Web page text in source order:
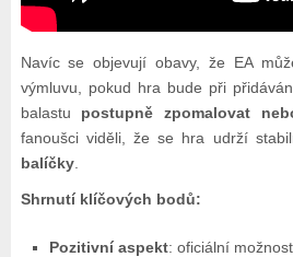
Navíc se objevují obavy, že EA
výmluvu, pokud hra bude při
balastu postupně zpomalovat
fanoušci viděli, že se hra udrží
balíčky.
Shrnutí klíčových bodů:
Pozitivní aspekt: oficiální